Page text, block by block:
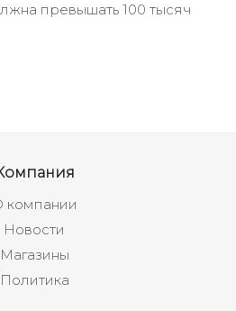
превышать 100 тысяч
компании
Новости
Магазины
Политика